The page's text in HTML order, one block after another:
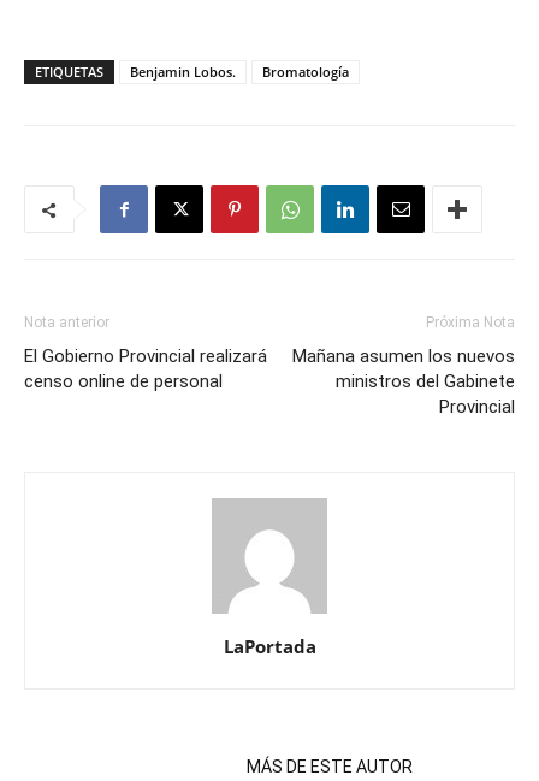
ETIQUETAS Benjamin Lobos. Bromatología
Nota anterior
El Gobierno Provincial realizará
censo online de personal
Próxima Nota
Mañana asumen los nuevos
ministros del Gabinete
Provincial
LaPortada
MÁS DE ESTE AUTOR